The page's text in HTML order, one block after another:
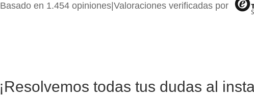
Basado en 1.454 opiniones Valoraciones verificadas por
¡Resolvemos todas tus dudas al